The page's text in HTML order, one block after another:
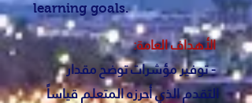
learning goals.
:الأهداف العامة
- توفير مؤشرات توضح مقدار
التقدم الذي أحرزه المتعلم قياساً